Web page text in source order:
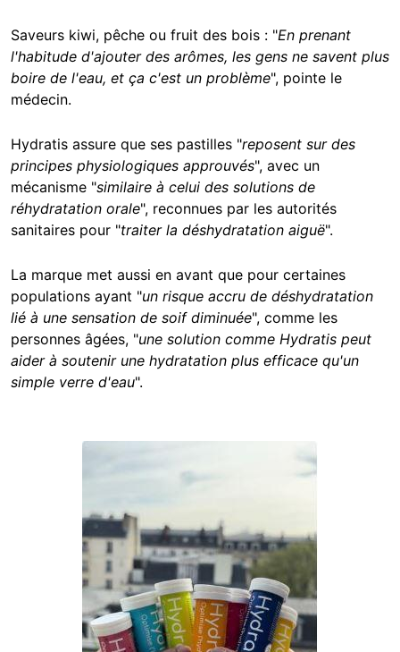
Saveurs kiwi, pêche ou fruit des bois : "En prenant
l'habitude d'ajouter des arômes, les gens ne savent plus
boire de l'eau, et ça c'est un problème", pointe le
médecin.
Hydratis assure que ses pastilles "reposent sur des
principes physiologiques approuvés", avec un
mécanisme "similaire à celui des solutions de
réhydratation orale", reconnues par les autorités
sanitaires pour "traiter la déshydratation aiguë".
La marque met aussi en avant que pour certaines
populations ayant "un risque accru de déshydratation
lié à une sensation de soif diminuée", comme les
personnes âgées, "une solution comme Hydratis peut
aider à soutenir une hydratation plus efficace qu'un
simple verre d'eau".